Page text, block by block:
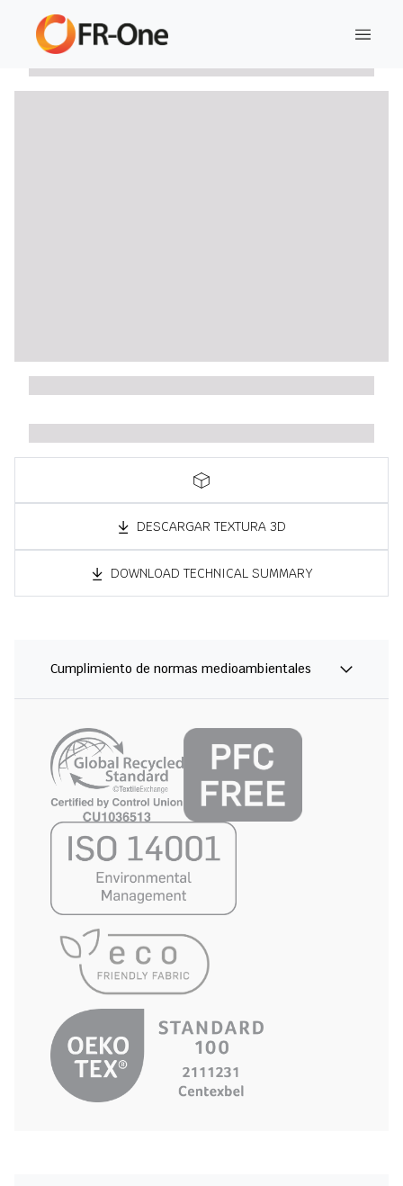
DESCARGAR TEXTURA 3D
DOWNLOAD TECHNICAL SUMMARY
Cumplimiento de normas medioambientales